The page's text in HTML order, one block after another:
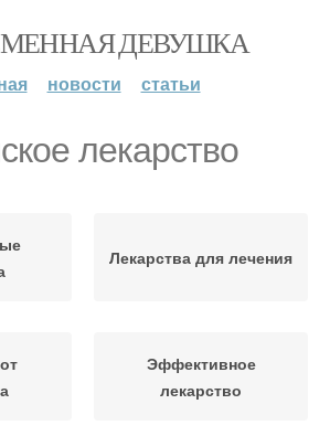
ДЕВУШКА
новости статьи
лекарство
Лекарства для лечения
Эффективное
лекарство